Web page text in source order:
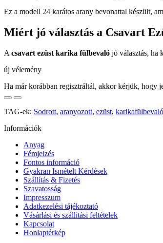
Ez a modell 24 karátos arany bevonattal készült,
Miért jó választás a Csavart
A csavart ezüst karika fülbevaló jó választás, ha
új vélemény
Ha már korábban regisztráltál, akkor kérjük, hogy
TAG-ek: Sodrott, aranyozott, ezüst, karikafülbevaló
Információk
Anyag
Fémjelzés
Fontos információ
Gyakran Ismételt Kérdések
Szállítás & Fizetés
Szavatosság
Impresszum
Adatkezelési tájékoztató
Vásárlási és szállítási feltételek
Kapcsolat
Honlaptérkép